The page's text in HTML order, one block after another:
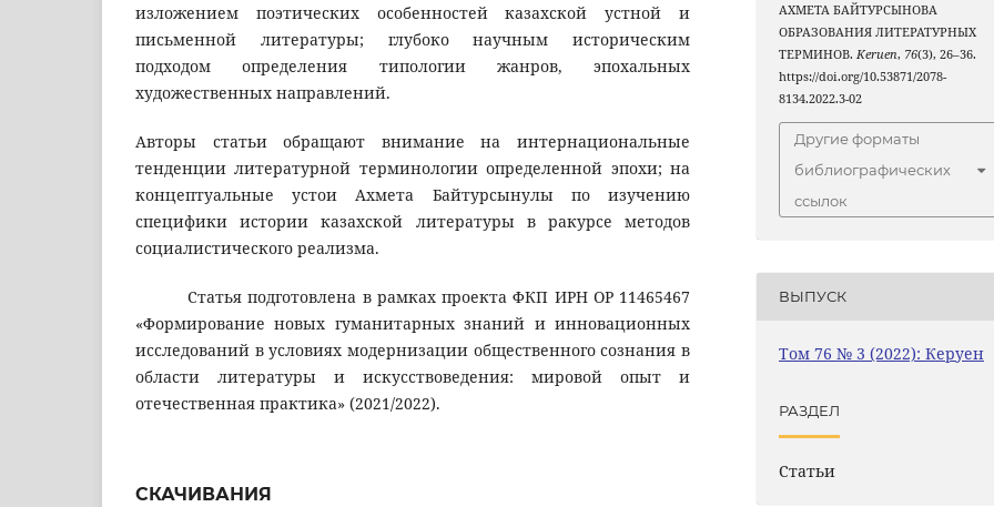
изложением поэтических особенностей казахской устной и
письменной литературы; глубоко научным историческим
подходом определения типологии жанров, эпохальных
художественных направлений.
Авторы статьи обращают внимание на интернациональные
тенденции литературной терминологии определенной эпохи; на
концептуальные устои Ахмета Байтурсынулы по изучению
специфики истории казахской литературы в ракурсе методов
социалистического реализма.
Статья подготовлена ​​в рамках проекта ФКП ИРН ОР 11465467
«Формирование новых гуманитарных знаний и инновационных
исследований в условиях модернизации общественного сознания в
области литературы и искусствоведения: мировой опыт и
отечественная практика» (2021/2022).
СКАЧИВАНИЯ
АХМЕТА БАЙТУРСЫНОВА
ОБРАЗОВАНИЯ ЛИТЕРАТУРНЫХ
ТЕРМИНОВ.Keruen, 76(3), 26–36.
https://doi.org/10.53871/2078-
8134.2022.3-02
Другие форматы
библиографических
ссылок
ВЫПУСК
Том 76 № 3 (2022): Керуен
РАЗДЕЛ
Статьи